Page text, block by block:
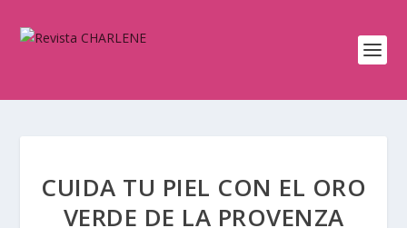
CUIDA TU PIEL CON EL ORO
VERDE DE LA PROVENZA